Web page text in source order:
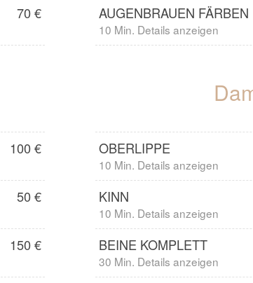
70 € AUGENBRAUEN FÄRBEN
10 Min. Details anzeigen
100 €
50 €
150 €
OBERLIPPE
10 Min. Details anzeigen
KINN
10 Min. Details anzeigen
BEINE KOMPLETT
30 Min. Details anzeigen